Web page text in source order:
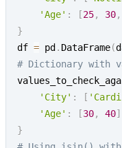
'Age' : [25, 30,
}
df = pd . DataFrame(
# Dictionary with
'City' : [
'Age' : [30, 40]
}